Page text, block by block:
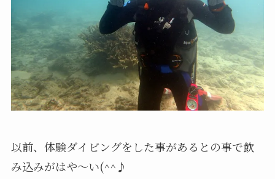
以前、体験ダイビングをした事があるとの事で飲
み込みがはや～い(^^♪